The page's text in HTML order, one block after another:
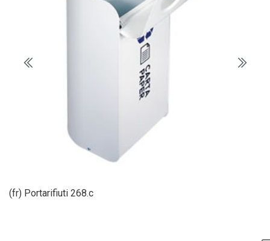
(fr) Portarifiuti 268.c